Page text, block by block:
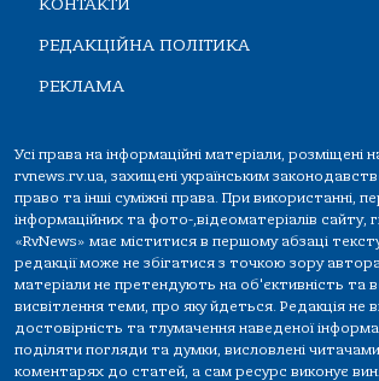
РЕДАКЦІЙНА ПОЛІТИКА
РЕКЛАМА
Усі права на інформаційні матеріали, розміщені
rvnews.rv.ua, захищені українським
право та інші суміжні права. При використанні,
інформаційних та фото-,відеоматеріалів сайту,
«RvNews» має міститися в першому абзаці
редакції може не збігатися з точкою зору автора,
матеріали не претендують на об'єктивність та
висвітлення теми, про яку йдеться. Редакція не
достовірність та тлумачення наведеної
поділяти погляди та думки, висловлені
коментарях до статей, а сам ресурс виконує